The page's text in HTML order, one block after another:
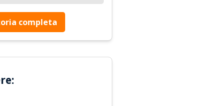
completa